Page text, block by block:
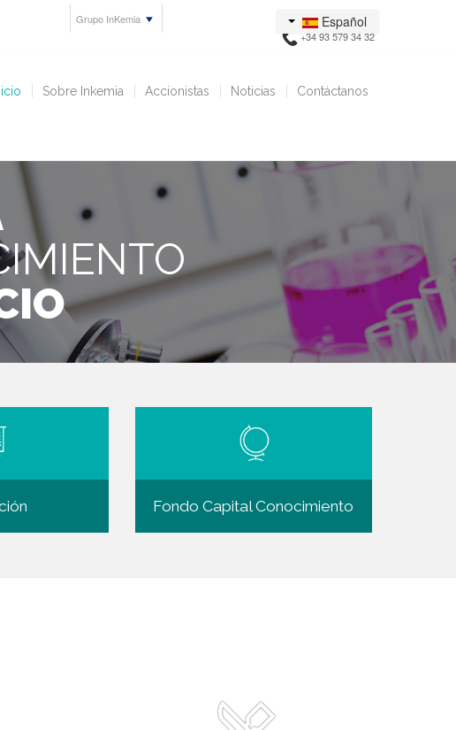
Español
+34 93 579 34 32
Grupo InKemia
Sobre Inkemia Accionistas Noticias Contáctanos
Fondo Capital Conocimiento